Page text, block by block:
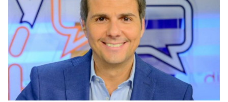
Sevilla. Un tipo tan duro en el ring como sensible
fuera de él. Un protagonista fijo en el cartel del
proyecto ‘Imbatibles’, de Fernando Díaz de la
Guardia, otro crac, con el que ha hecho un tándem
perfecto para demostrar al mundo que,
efectivamente, los superhéroes existen, aunque le
cueste reconocerlo.